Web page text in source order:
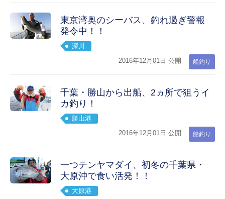
東京湾奥のシーバス、釣れ過ぎ警報
発令中！！
深川
船釣り
2016年12月01日 公開
千葉・勝山から出船、2ヵ所で狙うイ
カ釣り！
勝山港
船釣り
2016年12月01日 公開
一つテンヤマダイ、初冬の千葉県・
大原沖で食い活発！！
大原港